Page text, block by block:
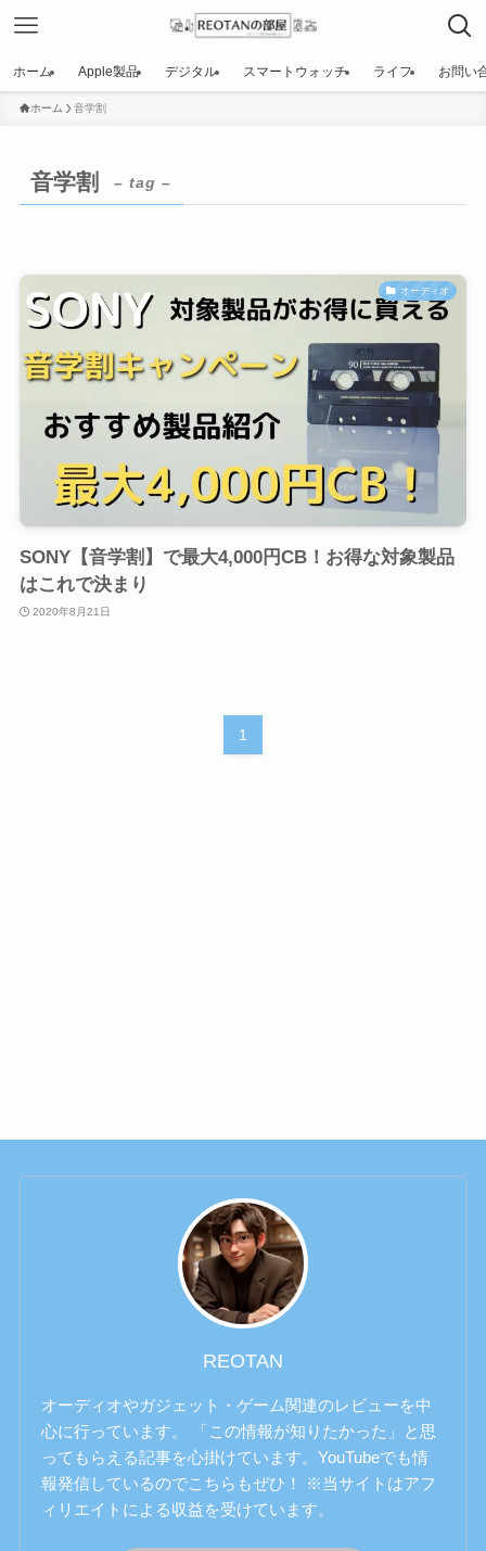
ホーム Apple製品 デジタル スマートウォッチ ライフ お問い
ホーム 音学割
音学割 – tag –
オーディオ
SONY【音学割】で最大4,000円CB！お得な対象製品
はこれで決まり
2020年8月21日
1
REOTAN
オーディオやガジェット・ゲーム関連のレビューを中
心に行っています。 「この情報が知りたかった」と思
ってもらえる記事を心掛けています。YouTubeでも情
報発信しているのでこちらもぜひ！ ※当サイトはアフ
ィリエイトによる収益を受けています。